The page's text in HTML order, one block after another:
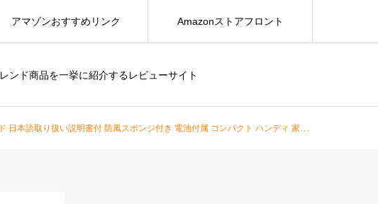
ンド商品を一挙に紹介するレビューサイト
アマゾンおすすめリンク Amazonストアフロント
書付 防風スポンジ付き 電池付属 コンパクト ハンディ 家庭用/オフィス/工事現場/交通道路